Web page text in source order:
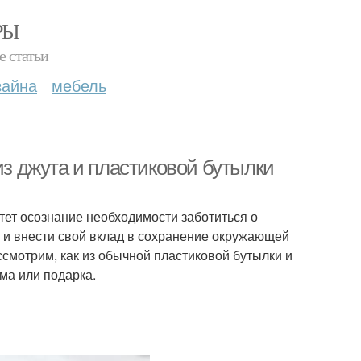
статьи
мебель
джута и пластиковой бутылки
осознание необходимости заботиться о
внести свой вклад в сохранение окружающей
как из обычной пластиковой бутылки и
или подарка.